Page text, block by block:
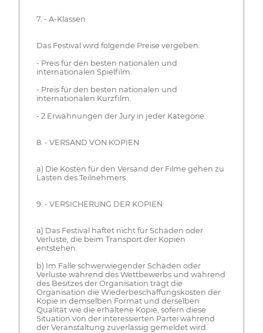
7. - A-Klassen
Das Festival wird folgende Preise vergeben:
- Preis für den besten nationalen und
internationalen Spielfilm.
- Preis für den besten nationalen und
internationalen Kurzfilm.
- 2 Erwähnungen der Jury in jeder Kategorie.
8. - VERSAND VON KOPIEN
a) Die Kosten für den Versand der Filme gehen zu
Lasten des Teilnehmers.
9. - VERSICHERUNG DER KOPIEN
a) Das Festival haftet nicht für Schäden oder
Verluste, die beim Transport der Kopien
entstehen.
b) Im Falle schwerwiegender Schäden oder
Verluste während des Wettbewerbs und während
des Besitzes der Organisation trägt die
Organisation die Wiederbeschaffungskosten der
Kopie in demselben Format und derselben
Qualität wie die erhaltene Kopie, sofern diese
Situation von der interessierten Partei während
der Veranstaltung zuverlässig gemeldet wird.